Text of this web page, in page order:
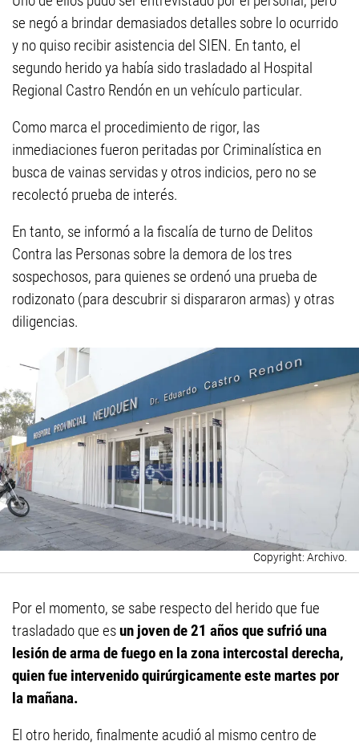
se negó a brindar demasiados detalles sobre lo ocurrido
y no quiso recibir asistencia del SIEN. En tanto, el
segundo herido ya había sido trasladado al Hospital
Regional Castro Rendón en un vehículo particular.
Como marca el procedimiento de rigor, las
inmediaciones fueron peritadas por Criminalística en
busca de vainas servidas y otros indicios, pero no se
recolectó prueba de interés.
En tanto, se informó a la fiscalía de turno de Delitos
Contra las Personas sobre la demora de los tres
sospechosos, para quienes se ordenó una prueba de
rodizonato (para descubrir si dispararon armas) y otras
diligencias.
Archivo.
Por el momento, se sabe respecto del herido que fue
trasladado que esun joven de 21 años que sufrió una
lesión de arma de fuego en la zona intercostal derecha,
quien fue intervenido quirúrgicamente este martes por
la mañana.
El otro herido, finalmente acudió al mismo centro de